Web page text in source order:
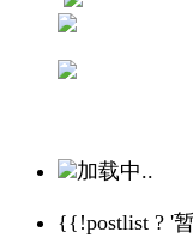
加载中..
{{!postlist ? '